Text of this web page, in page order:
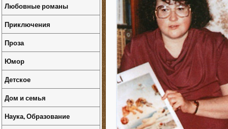
Любовные романы
Приключения
Проза
Юмор
Детское
Дом и семья
Наука, Образование